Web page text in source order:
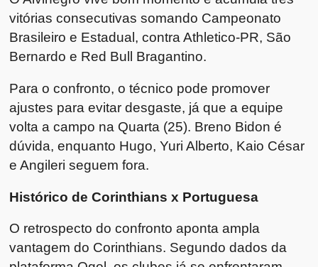
vitórias consecutivas somando Campeonato
Brasileiro e Estadual, contra Athletico-PR, São
Bernardo e Red Bull Bragantino.
Para o confronto, o técnico pode promover
ajustes para evitar desgaste, já que a equipe
volta a campo na Quarta (25). Breno Bidon é
dúvida, enquanto Hugo, Yuri Alberto, Kaio César
e Angileri seguem fora.
Histórico de Corinthians x Portuguesa
O retrospecto do confronto aponta ampla
vantagem do Corinthians. Segundo dados da